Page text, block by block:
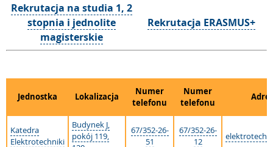
Rekrutacja na studia 1, 2
stopnia i jednolite
magisterskie
Rekrutacja ERASMUS+
Jednostka Lokalizacja
Numer
telefonu
Numer
telefonu
Katedra
Elektrotechniki
Budynek J,
pokój 119,
67/352-26-
51
67/352-26-
12